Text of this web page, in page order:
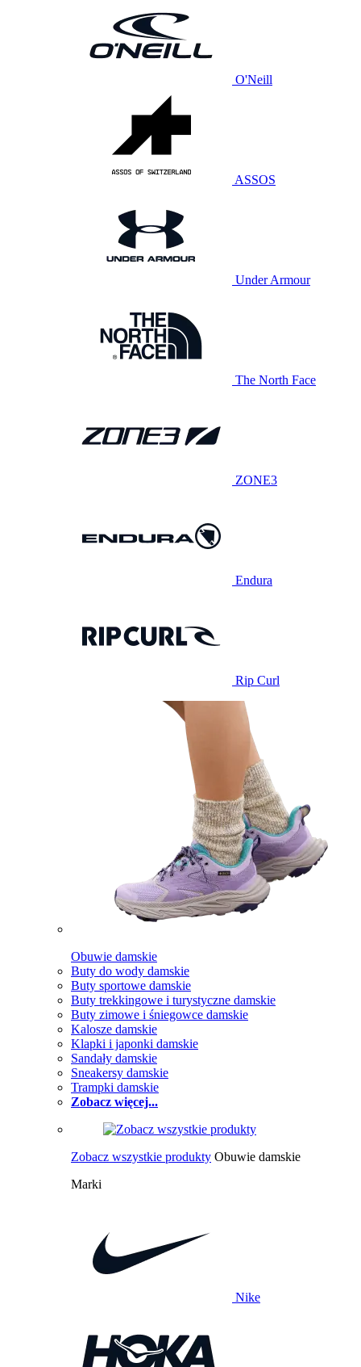
O'Neill
ASSOS
Under Armour
The North Face
ZONE3
Endura
Rip Curl
Obuwie damskie
Buty do wody damskie
Buty sportowe damskie
Buty trekkingowe i turystyczne damskie
Buty zimowe i śniegowce damskie
Kalosze damskie
Klapki i japonki damskie
Sandały damskie
Sneakersy damskie
Trampki damskie
Zobacz więcej...
Zobacz wszystkie produkty Obuwie damskie
Marki
Nike